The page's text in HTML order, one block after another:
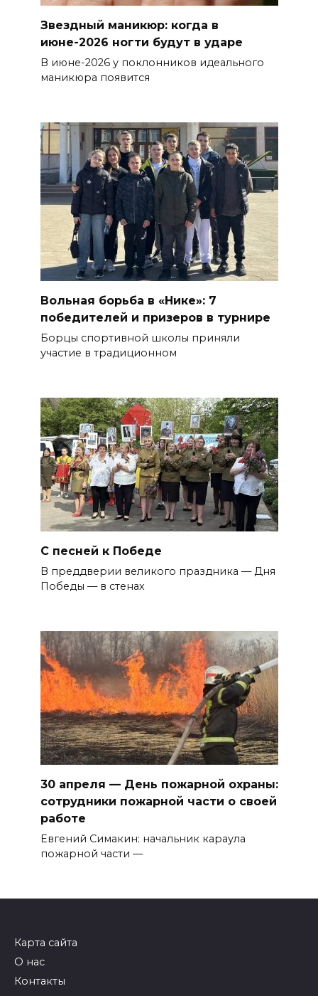
Звездный маникюр: когда в
июне-2026 ногти будут в ударе
В июне-2026 у поклонников идеального
маникюра появится
Вольная борьба в «Нике»: 7
победителей и призеров в турнире
Борцы спортивной школы приняли
участие в традиционном
С песней к Победе
В преддверии великого праздника — Дня
Победы — в стенах
30 апреля — День пожарной охраны:
сотрудники пожарной части о своей
работе
Евгений Симакин: начальник караула
пожарной части —
Карта сайта
О нас
Контакты